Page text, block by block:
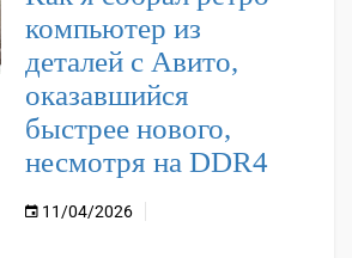
компьютер из
деталей с Авито,
оказавшийся
быстрее нового,
несмотря на DDR4
11/04/2026